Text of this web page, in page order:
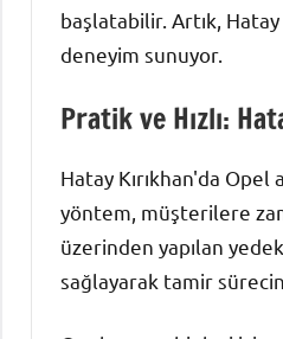
başlatabilir. Artık,
deneyim sunuyor.
Pratik ve Hızlı:
Hatay Kırıkhan'da
yöntem, müşterilere
üzerinden yapılan
sağlayarak tamir